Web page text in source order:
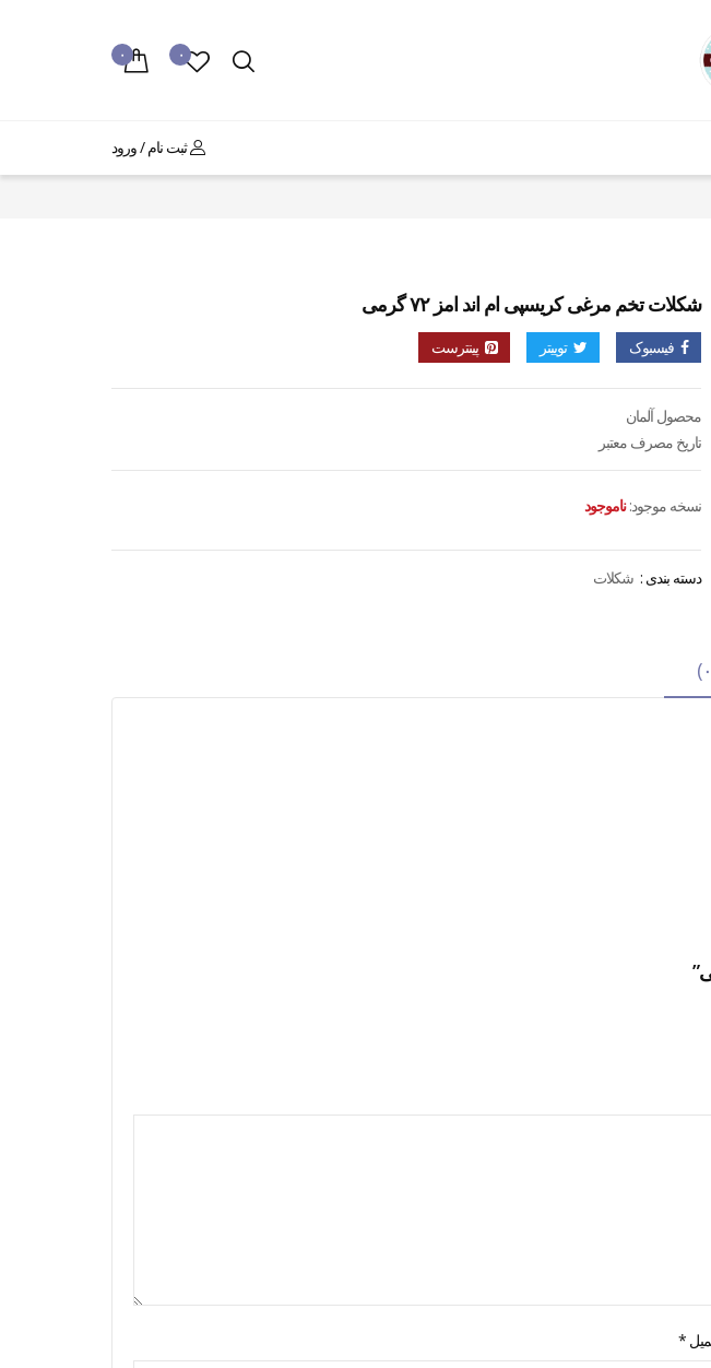
۰ ۰
ثبت نام / ورود
شکلات تخم مرغی کریسپی ام اند امز ۷۲ گرمی
فیسبوک توییتر پینترست
محصول آلمان
تاریخ مصرف معتبر
نسخه موجود: ناموجود
دسته بندی : شکلات
*